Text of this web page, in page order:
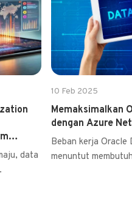
data
10 Feb 2025
Memaksimalkan
dengan Azure
Beban kerja Oracle
menuntut